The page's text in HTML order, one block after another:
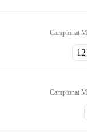
Campionat
Campionat